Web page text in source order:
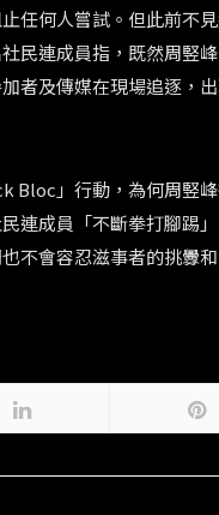
任何人嘗試。但此前不
民連成員指，既然周竪
者及傳媒在現場追逐，
Bloc」行動，為何周竪
連成員「不斷拳打腳踢
不會容忍滋事者的挑釁和